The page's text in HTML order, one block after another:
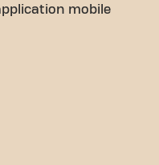
mobile